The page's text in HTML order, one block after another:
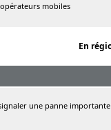
mobiles
En
une panne